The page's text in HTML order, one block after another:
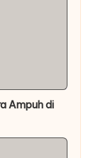
Ampuh di